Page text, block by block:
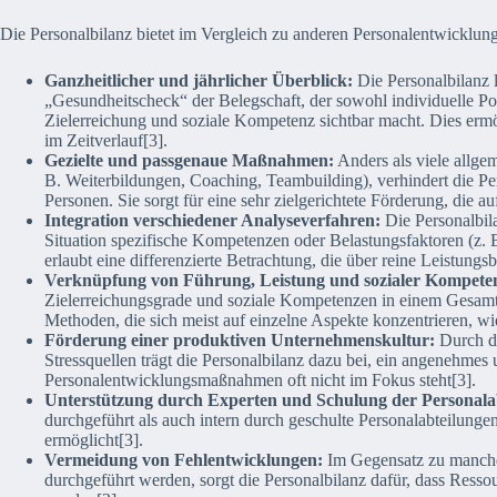
Die Personalbilanz bietet im Vergleich zu anderen
Ganzheitlicher und jährlicher Überblick: Die Personalbilanz
„Gesundheitscheck“ der Belegschaft, der sowohl individuelle
Zielerreichung und soziale Kompetenz sichtbar macht. Dies
im Zeitverlauf[3].
Gezielte und passgenaue Maßnahmen: Anders als viele
B. Weiterbildungen, Coaching, Teambuilding), verhindert die
Personen. Sie sorgt für eine sehr zielgerichtete Förderung, die
Integration verschiedener Analyseverfahren: Die
Situation spezifische Kompetenzen oder Belastungsfaktoren
erlaubt eine differenzierte Betrachtung, die über reine
Verknüpfung von Führung, Leistung und sozialer
Zielerreichungsgrade und soziale Kompetenzen in einem
Methoden, die sich meist auf einzelne Aspekte konzentrieren,
Förderung einer produktiven Unternehmenskultur: Durch
Stressquellen trägt die Personalbilanz dazu bei, ein
Personalentwicklungsmaßnahmen oft nicht im Fokus steht[3].
Unterstützung durch Experten und Schulung der
durchgeführt als auch intern durch geschulte
ermöglicht[3].
Vermeidung von Fehlentwicklungen: Im Gegensatz zu
durchgeführt werden, sorgt die Personalbilanz dafür, dass